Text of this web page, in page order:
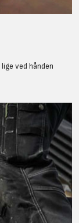
ved hånden